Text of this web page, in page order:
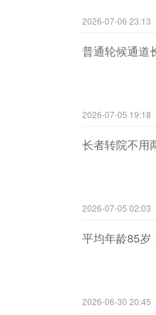
2026-07-06 23:13
普通轮候通道
2026-07-05 19:18
长者转院不用
2026-07-05 02:03
平均年龄85岁
2026-06-30 20:45